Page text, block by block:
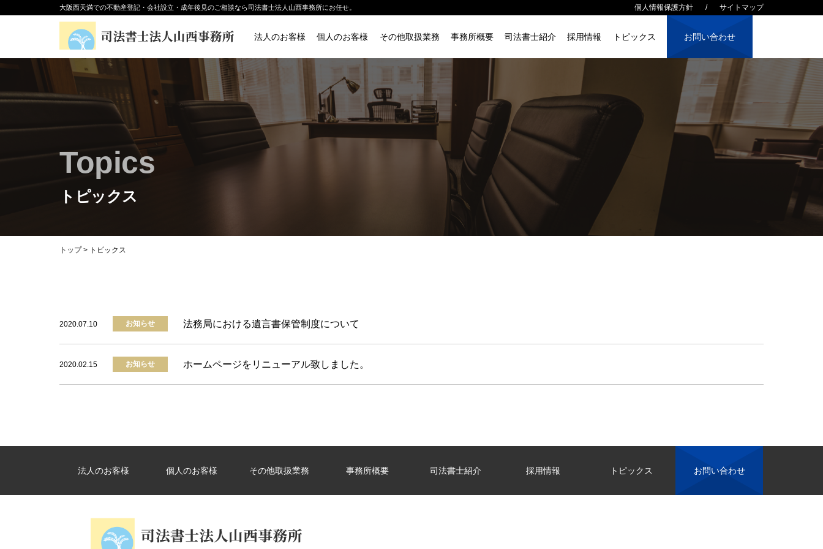
大阪西天満での不動産登記・会社設立・成年後見のご相談なら司法書士法人山西事務所にお任せ。 個人情報保護方針 サイトマップ
法人のお客様 個人のお客様 その他取扱業務 事務所概要 司法書士紹介 採用情報 トピックス お問い合わせ
トピックス
トップ> トピックス
2020.07.10 お知らせ 法務局における遺言書保管制度について
2020.02.15 お知らせ ホームページをリニューアル致しました。
法人のお客様 個人のお客様 その他取扱業務 事務所概要 司法書士紹介 採用情報 トピックス お問い合わせ